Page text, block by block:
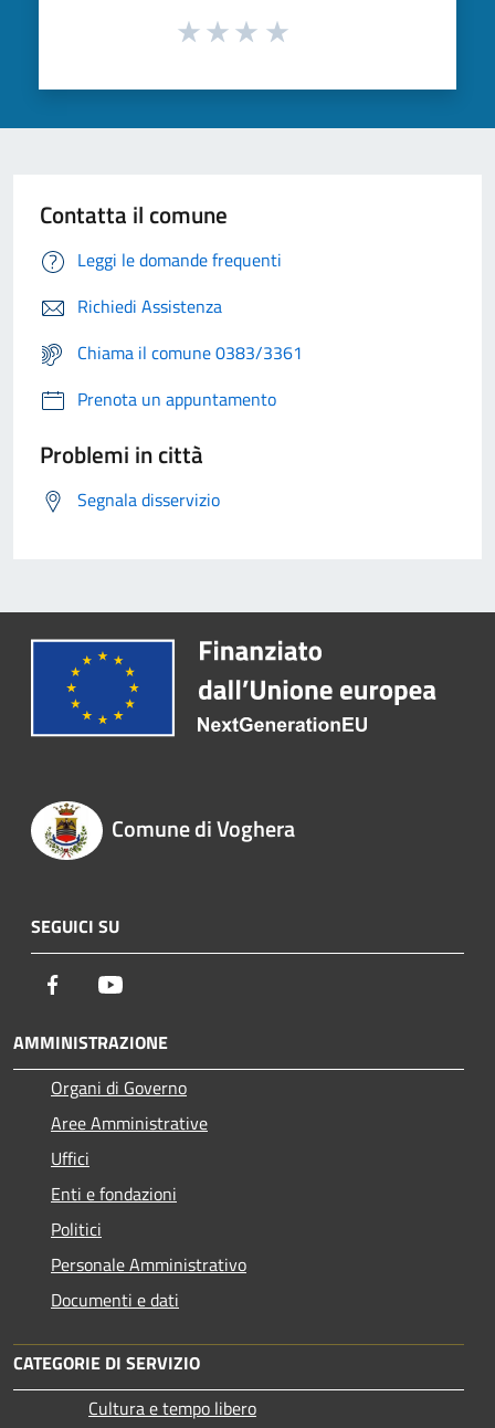
Contatta il comune
Leggi le domande frequenti
Richiedi Assistenza
Chiama il comune 0383/3361
Prenota un appuntamento
Problemi in città
Segnala disservizio
Comune di Voghera
SEGUICI SU
Facebook
AMMINISTRAZIONE
Organi di Governo
Aree Amministrative
Uffici
Enti e fondazioni
Politici
Personale Amministrativo
Documenti e dati
CATEGORIE DI SERVIZIO
Cultura e tempo libero